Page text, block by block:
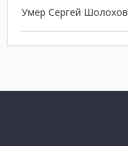
Умер Сергей Шолохов